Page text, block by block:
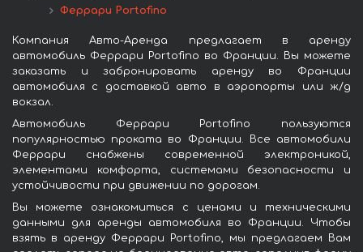
Феррари Portofino
Компания Авто-Аренда предлагает в аренду
автомобиль Феррари Portofino во Франции. Вы можете
заказать и забронировать аренду во Франции
автомобиля с доставкой авто в аэропорты или ж/д
вокзал.
Автомобиль Феррари Portofino пользуются
популярностью проката во Франции. Все автомобили
Феррари снабжены современной электроникой,
элементами комфорта, системами безопасности и
устойчивости при движении по дорогам.
Вы можете ознакомиться с ценами и техническими
данными для аренды автомобиля во Франции. Чтобы
взять в аренду Феррари Portofino, мы предлагаем Вам